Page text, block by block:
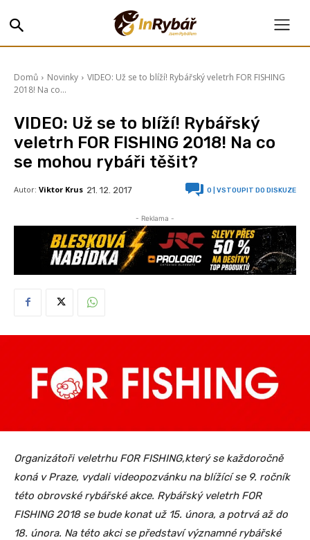
Domů Novinky
VIDEO: Už se to blíží! Rybářský veletrh FOR FISHING
2018! Na co...
VIDEO: Už se to blíží! Rybářský
veletrh FOR FISHING 2018! Na co
se mohou rybáři těšit?
Autor: Viktor Krus 21. 12. 2017 0 | VSTOUPIT DO DISKUZE
- Reklama -
Organizátoři veletrhu FOR FISHING,který se každoročně
koná v Praze, vydali videopozvánku na blížící se 9. ročník
této obrovské rybářské akce. Rybářský veletrh FOR
FISHING 2018 se bude konat už 15. února, a potrvá až do
18. února. Na této akci se představí významné rybářské